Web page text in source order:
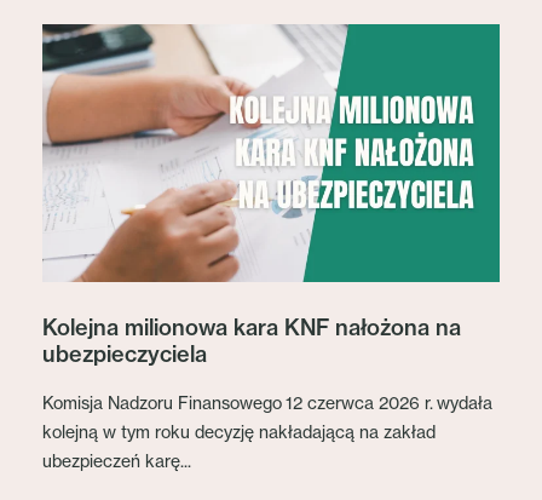
Kolejna milionowa kara KNF nałożona na
ubezpieczyciela
Komisja Nadzoru Finansowego 12 czerwca 2026 r. wydała
kolejną w tym roku decyzję nakładającą na zakład
ubezpieczeń karę...